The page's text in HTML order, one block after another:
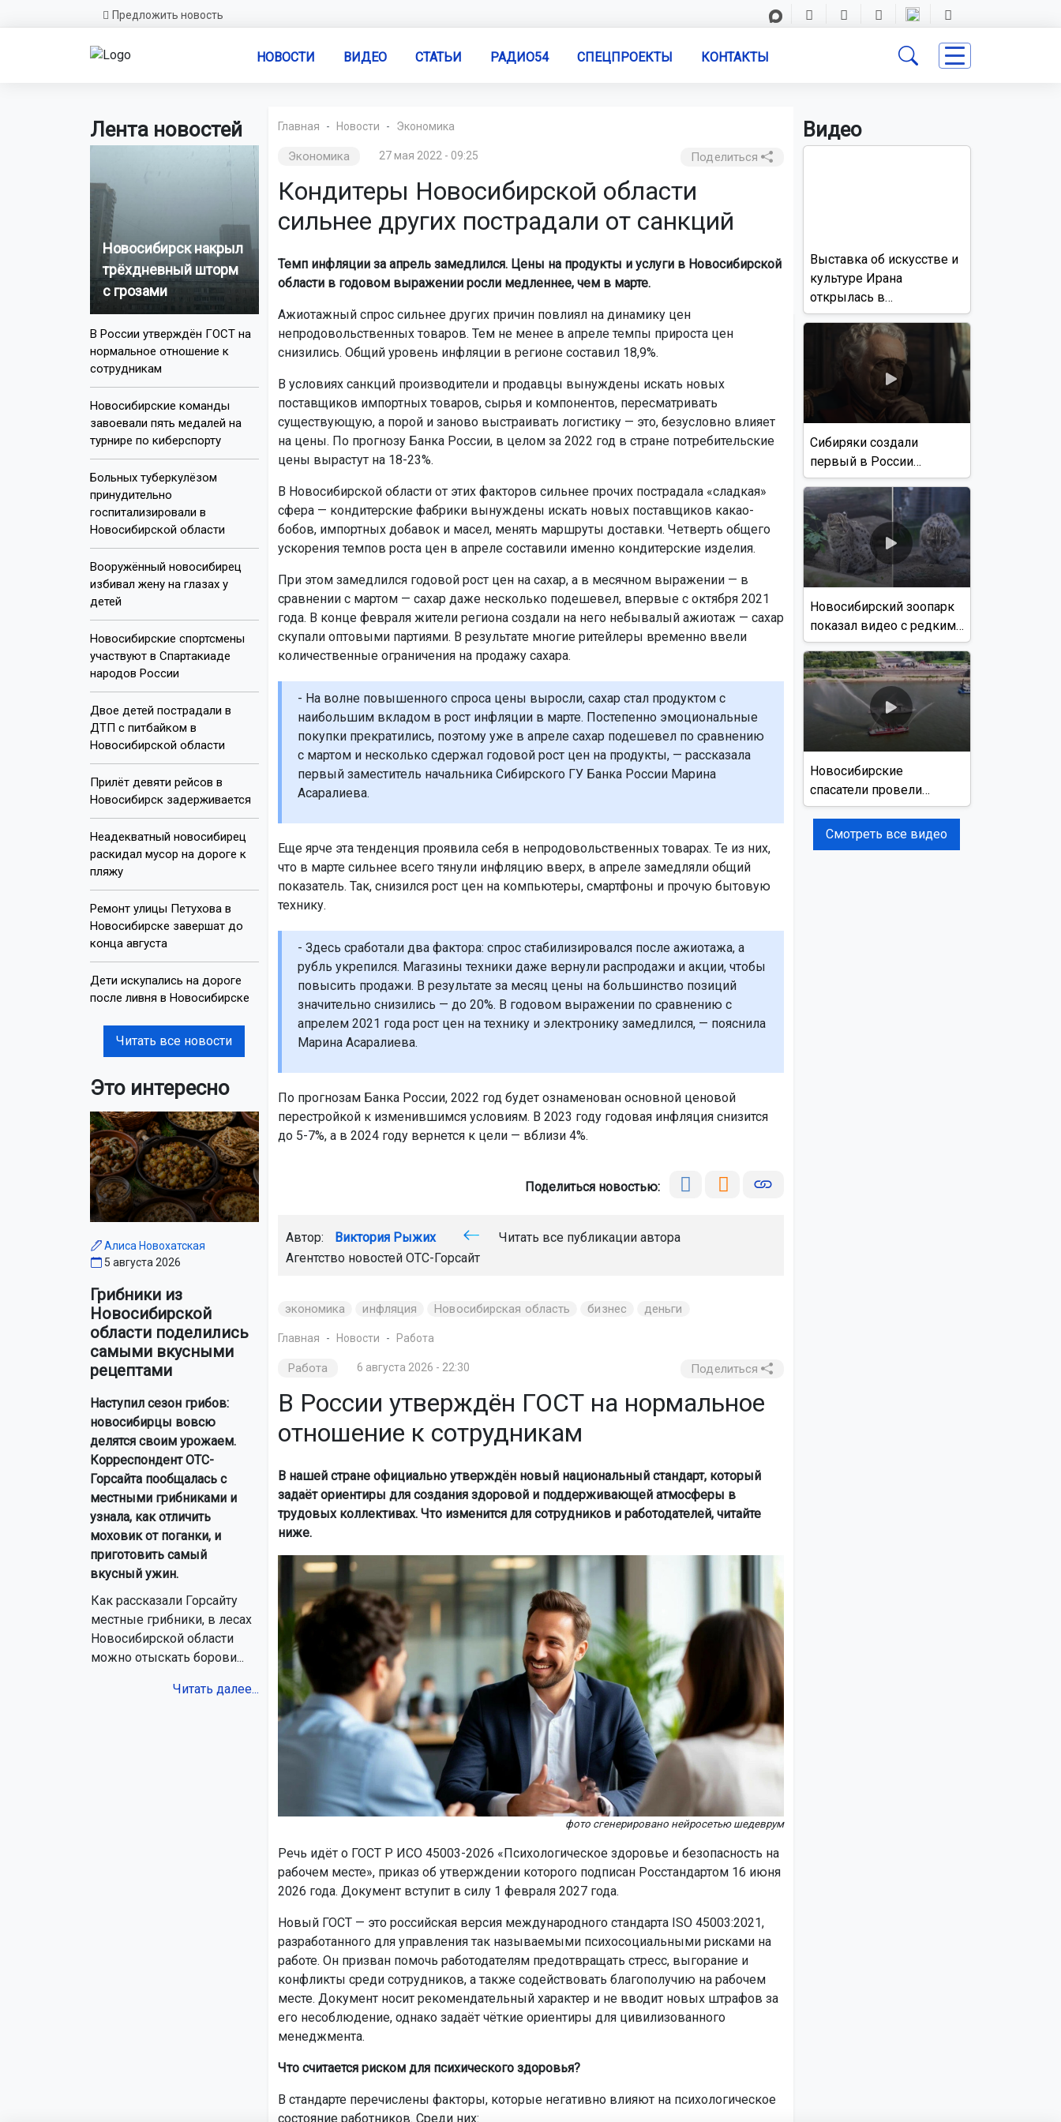
Предложить новость
НОВОСТИ ВИДЕО СТАТЬИ РАДИО54 СПЕЦПРОЕКТЫ КОНТАКТЫ
Лента новостей
Новосибирск накрыл
трёхдневный шторм
с грозами
В России утверждён ГОСТ на
нормальное отношение к
сотрудникам
Новосибирские команды
завоевали пять медалей на
турнире по киберспорту
Больных туберкулёзом
принудительно
госпитализировали в
Новосибирской области
Вооружённый новосибирец
избивал жену на глазах у
детей
Новосибирские спортсмены
участвуют в Спартакиаде
народов России
Двое детей пострадали в
ДТП с питбайком в
Новосибирской области
Прилёт девяти рейсов в
Новосибирск задерживается
Неадекватный новосибирец
раскидал мусор на дороге к
пляжу
Ремонт улицы Петухова в
Новосибирске завершат до
конца августа
Дети искупались на дороге
после ливня в Новосибирске
Читать все новости
Это интересно
Алиса Новохатская
5 августа 2026
Грибники из
Новосибирской
области поделились
самыми вкусными
рецептами
Наступил сезон грибов:
новосибирцы вовсю
делятся своим урожаем.
Корреспондент ОТС-
Горсайта пообщалась с
местными грибниками и
узнала, как отличить
моховик от поганки, и
приготовить самый
вкусный ужин.
Как рассказали Горсайту
местные грибники, в лесах
Новосибирской области
можно отыскать борови...
Читать далее...
Главная Новости Экономика
Экономика 27 мая 2022 - 09:25 Поделиться
Кондитеры Новосибирской области
сильнее других пострадали от санкций
Темп инфляции за апрель замедлился. Цены на продукты и услуги в Новосибирской
области в годовом выражении росли медленнее, чем в марте.
Ажиотажный спрос сильнее других причин повлиял на динамику цен
непродовольственных товаров. Тем не менее в апреле темпы прироста цен
снизились. Общий уровень инфляции в регионе составил 18,9%.
В условиях санкций производители и продавцы вынуждены искать новых
поставщиков импортных товаров, сырья и компонентов, пересматривать
существующую, а порой и заново выстраивать логистику — это, безусловно влияет
на цены. По прогнозу Банка России, в целом за 2022 год в стране потребительские
цены вырастут на 18-23%.
В Новосибирской области от этих факторов сильнее прочих пострадала «сладкая»
сфера — кондитерские фабрики вынуждены искать новых поставщиков какао-
бобов, импортных добавок и масел, менять маршруты доставки. Четверть общего
ускорения темпов роста цен в апреле составили именно кондитерские изделия.
При этом замедлился годовой рост цен на сахар, а в месячном выражении — в
сравнении с мартом — сахар даже несколько подешевел, впервые с октября 2021
года. В конце февраля жители региона создали на него небывалый ажиотаж — сахар
скупали оптовыми партиями. В результате многие ритейлеры временно ввели
количественные ограничения на продажу сахара.
- На волне повышенного спроса цены выросли, сахар стал продуктом с
наибольшим вкладом в рост инфляции в марте. Постепенно эмоциональные
покупки прекратились, поэтому уже в апреле сахар подешевел по сравнению
с мартом и несколько сдержал годовой рост цен на продукты, — рассказала
первый заместитель начальника Сибирского ГУ Банка России Марина
Асаралиева.
Еще ярче эта тенденция проявила себя в непродовольственных товарах. Те из них,
что в марте сильнее всего тянули инфляцию вверх, в апреле замедляли общий
показатель. Так, снизился рост цен на компьютеры, смартфоны и прочую бытовую
технику.
- Здесь сработали два фактора: спрос стабилизировался после ажиотажа, а
рубль укрепился. Магазины техники даже вернули распродажи и акции, чтобы
повысить продажи. В результате за месяц цены на большинство позиций
значительно снизились — до 20%. В годовом выражении по сравнению с
апрелем 2021 года рост цен на технику и электронику замедлился, — пояснила
Марина Асаралиева.
По прогнозам Банка России, 2022 год будет ознаменован основной ценовой
перестройкой к изменившимся условиям. В 2023 году годовая инфляция снизится
до 5-7%, а в 2024 году вернется к цели — вблизи 4%.
Поделиться новостью:
Автор: Виктория Рыжих
Читать все публикации автора
Агентство новостей ОТС-Горсайт
экономика инфляция Новосибирская область бизнес деньги
Главная Новости Работа
Работа 6 августа 2026 - 22:30 Поделиться
В России утверждён ГОСТ на нормальное
отношение к сотрудникам
В нашей стране официально утверждён новый национальный стандарт, который
задаёт ориентиры для создания здоровой и поддерживающей атмосферы в
трудовых коллективах. Что изменится для сотрудников и работодателей, читайте
ниже.
фото сгенерировано нейросетью шедеврум
Речь идёт о ГОСТ Р ИСО 45003-2026 «Психологическое здоровье и безопасность на
рабочем месте», приказ об утверждении которого подписан Росстандартом 16 июня
2026 года. Документ вступит в силу 1 февраля 2027 года.
Новый ГОСТ — это российская версия международного стандарта ISO 45003:2021,
разработанного для управления так называемыми психосоциальными рисками на
работе. Он призван помочь работодателям предотвращать стресс, выгорание и
конфликты среди сотрудников, а также содействовать благополучию на рабочем
месте. Документ носит рекомендательный характер и не вводит новых штрафов за
его несоблюдение, однако задаёт чёткие ориентиры для цивилизованного
менеджмента.
Что считается риском для психического здоровья?
В стандарте перечислены факторы, которые негативно влияют на психологическое
состояние работников. Среди них:
Видео
Выставка об искусстве и
культуре Ирана
открылась в
Новосибирске
Сибиряки создали
первый в России
документальный фильм
с использованием ИИ
Новосибирский зоопарк
показал видео с редким
виверровым котом
Новосибирские
спасатели провели
учения на реке Обь
Смотреть все видео